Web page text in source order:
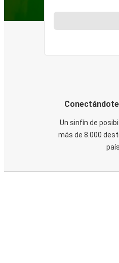
Un sinfín de
más de 8.000